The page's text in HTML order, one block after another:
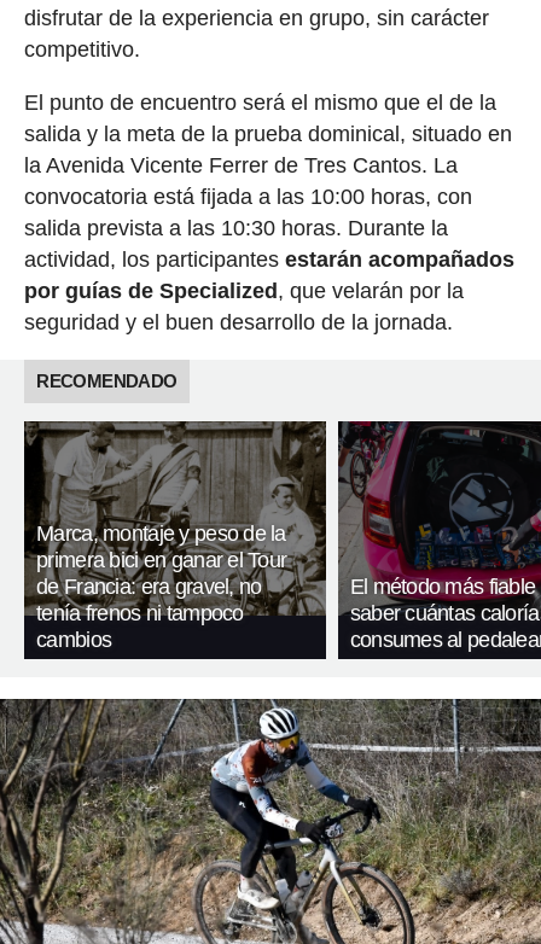
disfrutar de la experiencia en grupo, sin carácter
competitivo.
El punto de encuentro será el mismo que el de la
salida y la meta de la prueba dominical, situado en
la Avenida Vicente Ferrer de Tres Cantos. La
convocatoria está fijada a las 10:00 horas, con
salida prevista a las 10:30 horas. Durante la
actividad, los participantes estarán acompañados
por guías de Specialized , que velarán por la
seguridad y el buen desarrollo de la jornada.
RECOMENDADO
Marca, montaje y peso de la
primera bici en ganar el Tour
de Francia: era gravel, no
tenía frenos ni tampoco
cambios
El método más fiable
saber cuántas
consumes al